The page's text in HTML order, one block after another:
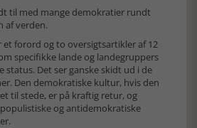
til med mange demokratier rundt
af verden.
et forord og to oversigtsartikler af 12
specifikke lande og landegruppers
status. Det ser ganske skidt ud i de
Den demokratiske kultur, hvis den
til stede, er på kraftig retur, og
og antidemokratiske